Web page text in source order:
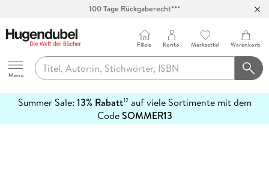
100 Tage Rückgaberecht***
Hugendubel
Menu
Filiale Konto Merkzettel Warenkorb
Summer Sale: 13% Rabatt12auf viele Sortimente mit dem
CodeSOMMER13
erfahren